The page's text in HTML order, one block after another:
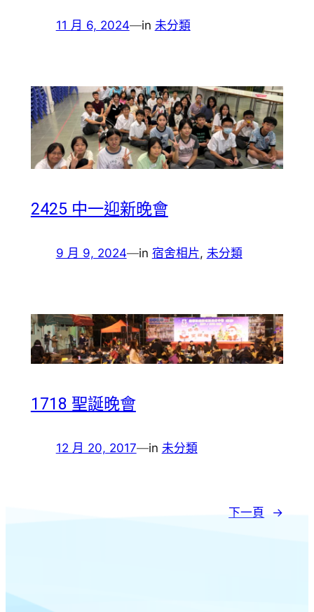
11 月 6, 2024—in 未分類
2425 中一迎新晚會
9 月 9, 2024—in 宿舍相片, 未分類
1718 聖誕晚會
12 月 20, 2017—in 未分類
下一頁 →